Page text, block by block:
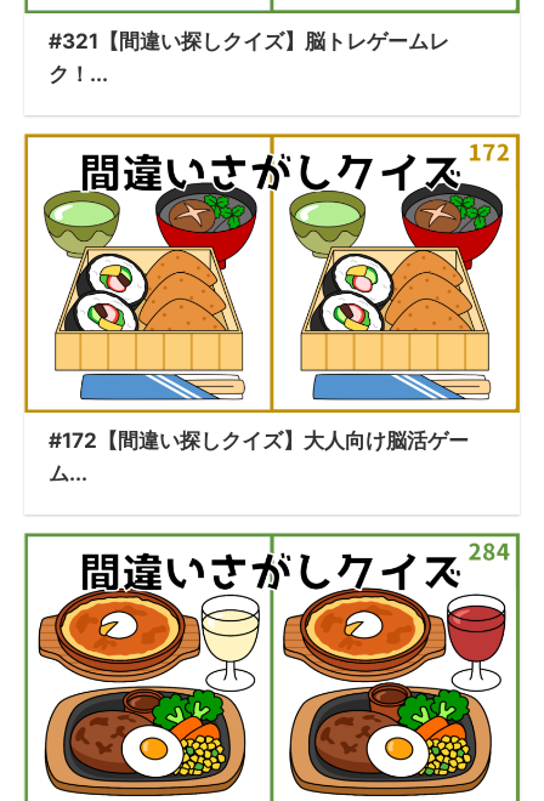
#321【間違い探しクイズ】脳トレゲームレ
ク！...
#172【間違い探しクイズ】大人向け脳活ゲー
ム...